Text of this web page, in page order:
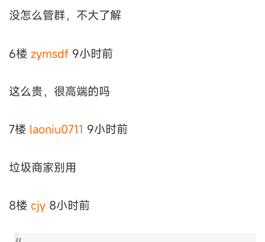
没怎么管群，不大了解
6楼 zymsdf 9小时前
这么贵，很高端的吗
7楼 laoniu0711 9小时前
垃圾商家别用
8楼 cjy 8小时前